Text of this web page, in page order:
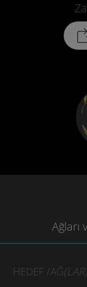
Ağları
HEDEF /AĞ(LAR)